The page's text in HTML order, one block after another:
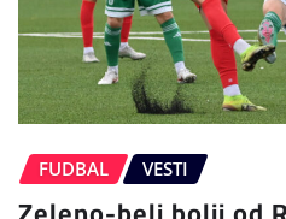
FUDBAL VESTI